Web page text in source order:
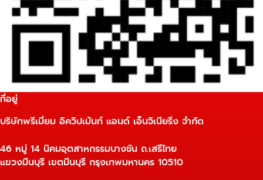
ที่อยู่
บริษัทพรีเมี่ยม อิควิปเม้นท์ แอนด์ เอ็นจิเนียริ่ง จำกัด
46 หมู่ 14 นิคมอุตสาหกรรมบางชัน ถ.เสรีไทย
แขวงมีนบุรี เขตมีนบุรี กรุงเทพมหานคร 10510